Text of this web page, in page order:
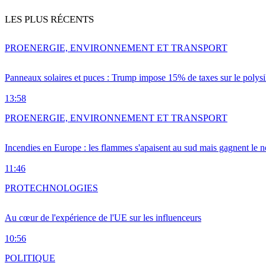
LES PLUS RÉCENTS
Panneaux solaires et puces : Trump impose 15% de taxes sur le
13:58
PROENERGIE, ENVIRONNEMENT ET TRANSPORT
Incendies en Europe : les flammes s'apaisent au sud mais gagnent le
11:46
PROENERGIE, ENVIRONNEMENT ET TRANSPORT
Au cœur de l'expérience de l'UE sur les influenceurs
10:56
PROTECHNOLOGIES
POLITIQUE